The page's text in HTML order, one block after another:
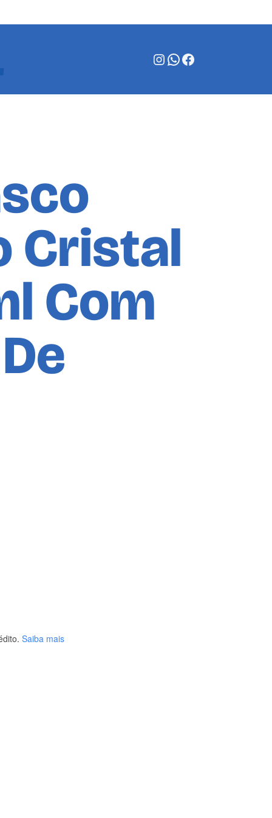
Instagram WhatsApp Facebook
Cristal
Com
Saiba mais